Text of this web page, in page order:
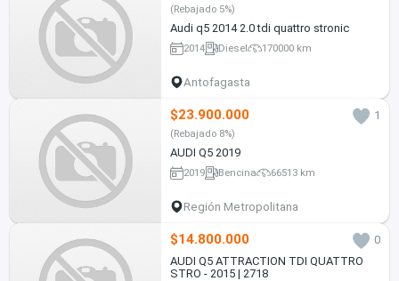
(Rebajado 5%)
Audi q5 2014 2.0 tdi quattro stronic
2014 Diesel 170000 km
Antofagasta
$23.900.000 1
(Rebajado 8%)
AUDI Q5 2019
2019 Bencina 66513 km
Región Metropolitana
$14.800.000
0
AUDI Q5 ATTRACTION TDI QUATTRO
STRO - 2015 | 2718